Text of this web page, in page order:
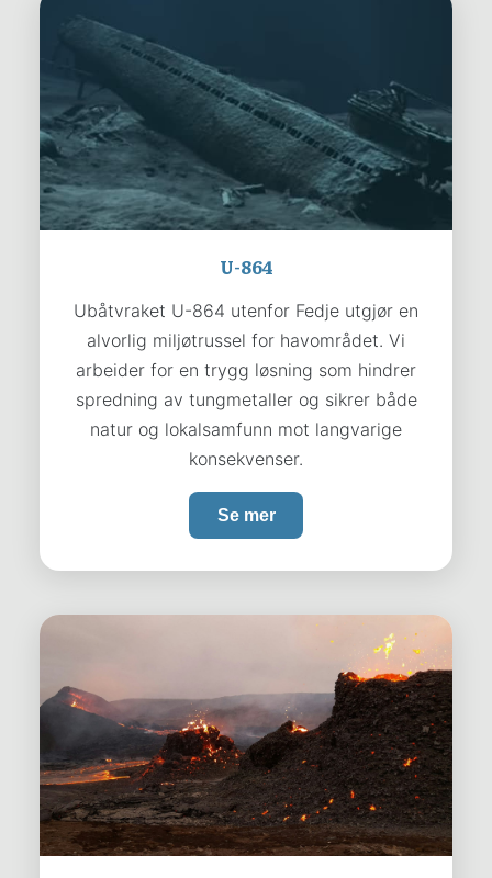
U-864
Ubåtvraket U-864 utenfor Fedje utgjør en
alvorlig miljøtrussel for havområdet. Vi
arbeider for en trygg løsning som hindrer
spredning av tungmetaller og sikrer både
natur og lokalsamfunn mot langvarige
konsekvenser.
Se mer